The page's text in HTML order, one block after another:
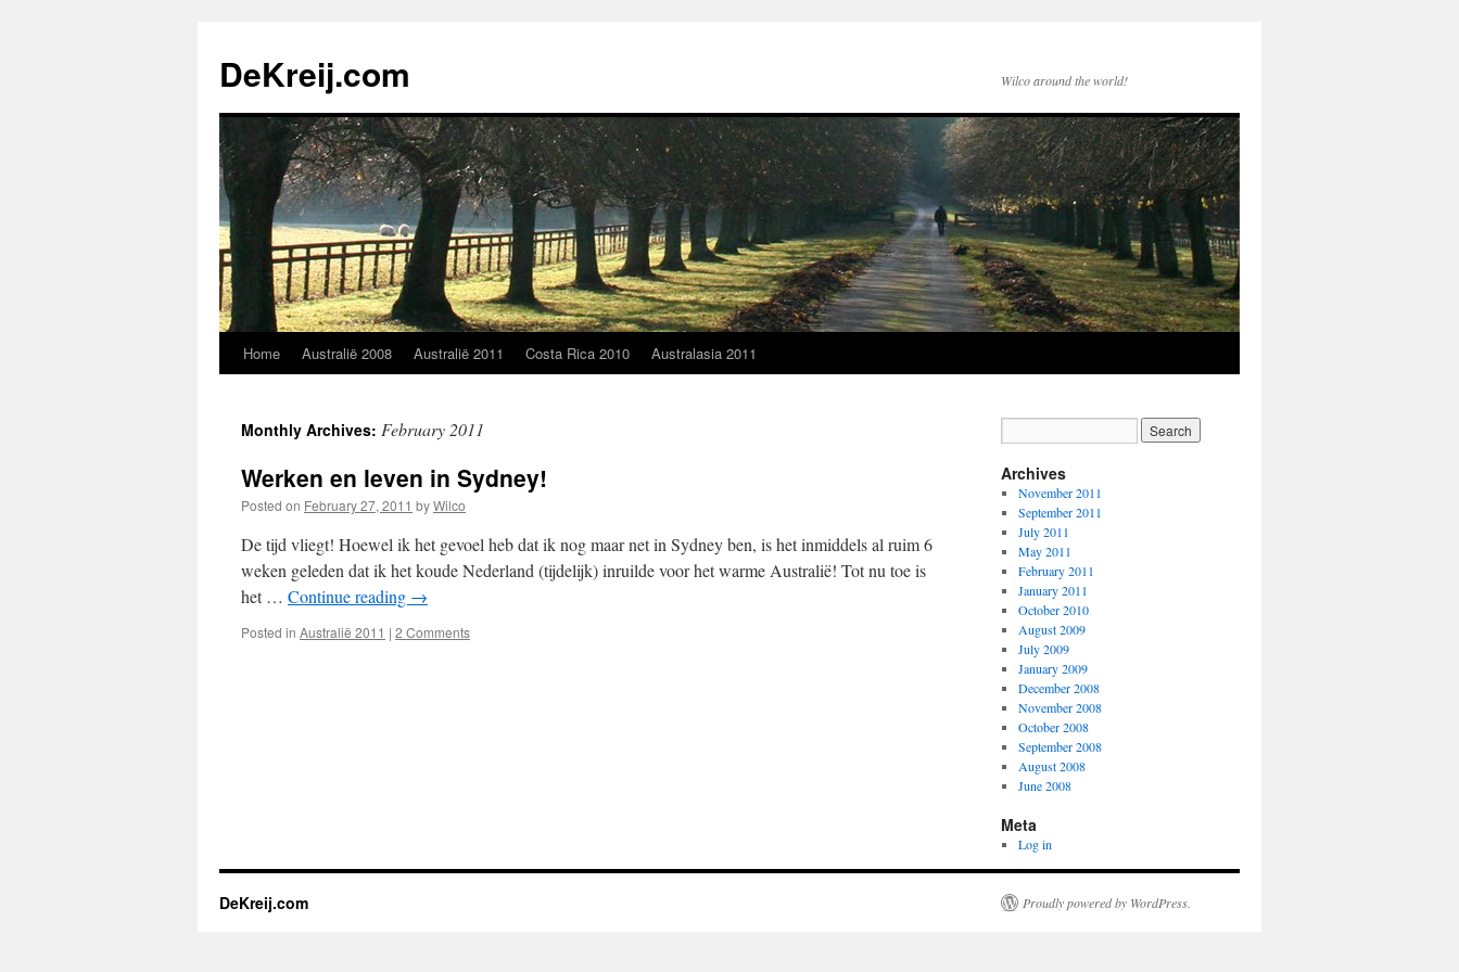
content
DeKreij.com Wilco around the world!
Home Australië 2008 Australië 2011 Costa Rica 2010 Australasia 2011
Monthly Archives: February 2011
Werken en leven in Sydney!
Posted on February 27, 2011 byWilco
De tijd vliegt! Hoewel ik het gevoel heb dat ik nog maar net in Sydney ben, is het inmiddels al ruim 6
weken geleden dat ik het koude Nederland (tijdelijk) inruilde voor het warme Australië! Tot nu toe is
het … Continue reading →
Posted in Australië 2011 | 2 Comments
Archives
November 2011
September 2011
July 2011
May 2011
February 2011
January 2011
October 2010
August 2009
July 2009
January 2009
December 2008
November 2008
October 2008
September 2008
August 2008
June 2008
Meta
Log in
DeKreij.com Proudly powered by WordPress.